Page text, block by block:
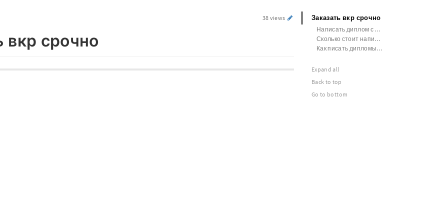
38 views
вкр срочно
Заказать вкр срочно
Написать диплом с помощью ии бесплатно
Сколько стоит написать диплом
Как писать дипломы на заказ
Expand all
Back to top
Go to bottom